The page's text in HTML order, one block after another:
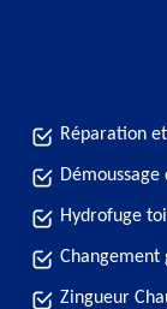
Réparation
Hydrofuge
Changement
Zingueur